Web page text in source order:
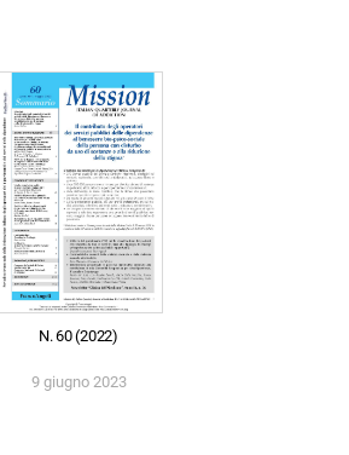
N. 60 (2022)
9 giugno 2023